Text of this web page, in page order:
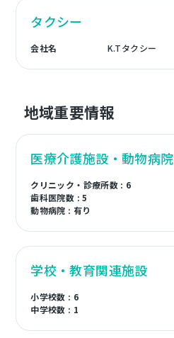
タクシー
会社名 K.Tタクシー
地域重要情報
医療介護施設・動物病院
クリニック・診療所数 : 6
歯科医院数 : 5
動物病院 : 有り
学校・教育関連施設
小学校数 : 6
中学校数 : 1